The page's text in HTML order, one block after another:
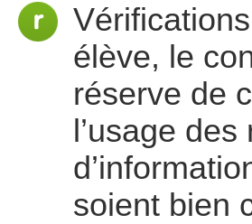
élève, le
réserve de
l’usage
soient bien